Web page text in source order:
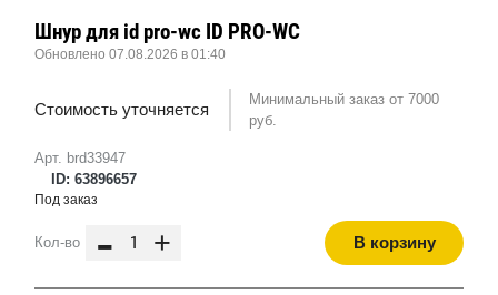
Арт. brd33947
ID: 63896657
Шнур для id pro-wc ID PRO-WC
Обновлено 07.08.2026 в 01:40
Стоимость уточняется
Минимальный заказ от 7000
руб.
Под заказ
Кол-во - + В корзину